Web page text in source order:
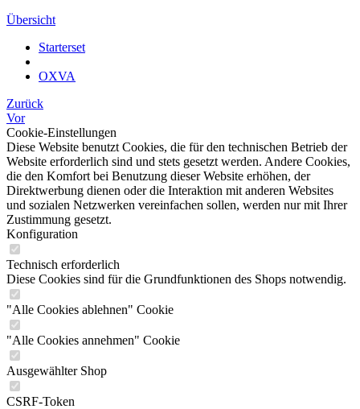
Übersicht
Starterset
OXVA
Zurück
Vor
Cookie-Einstellungen
Diese Website benutzt Cookies, die für den technischen Betrieb der
Website erforderlich sind und stets gesetzt werden. Andere Cookies,
die den Komfort bei Benutzung dieser Website erhöhen, der
Direktwerbung dienen oder die Interaktion mit anderen Websites
und sozialen Netzwerken vereinfachen sollen, werden nur mit Ihrer
Zustimmung gesetzt.
Konfiguration
Technisch erforderlich
Diese Cookies sind für die Grundfunktionen des Shops notwendig.
"Alle Cookies ablehnen" Cookie
"Alle Cookies annehmen" Cookie
Ausgewählter Shop
CSRF-Token